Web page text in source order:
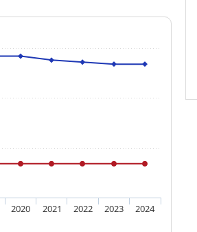
2020 2021 2022 2023 2024